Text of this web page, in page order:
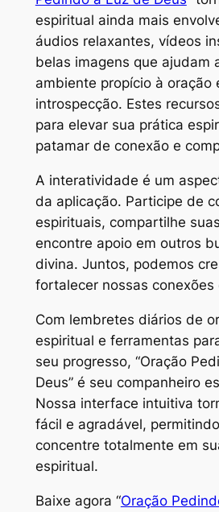
espiritual ainda mais
áudios relaxantes, vídeos
belas imagens que ajudam
ambiente propício à oração
introspecção. Estes
para elevar sua prática
patamar de conexão e
A interatividade é um
da aplicação. Participe de
espirituais, compartilhe
encontre apoio em outros
divina. Juntos, podemos
fortalecer nossas conexões
Com lembretes diários de
espiritual e ferramentas
seu progresso, “Oração
Deus” é seu companheiro
Nossa interface intuitiva
fácil e agradável,
concentre totalmente em
espiritual.
Baixe agora “Oração